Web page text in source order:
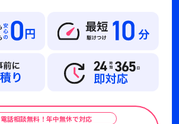
電話相談無料！年中無休で対応